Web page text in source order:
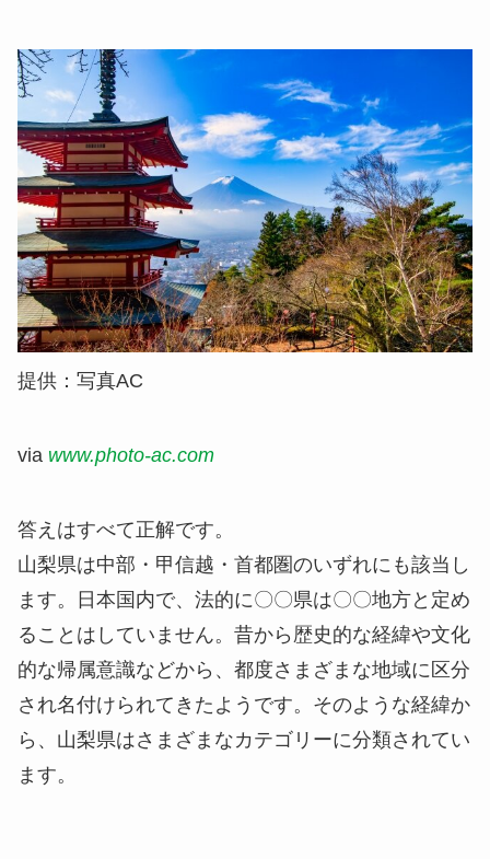
提供：写真AC
via www.photo-ac.com
答えはすべて正解です。
山梨県は中部・甲信越・首都圏のいずれにも該当 し
ます。日本国内で、法的に〇〇県は〇〇地方と定め
ることはしていません。昔から歴史的な経緯や文化
的な帰属意識などから、都度さまざまな地域に区分
され名付けられてきたようです。そのような経緯か
ら、山梨県はさまざまなカテゴリーに分類されてい
ます。